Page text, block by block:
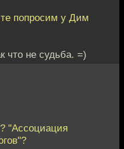
попросим у Дим
что не судьба. =)
"Ассоциация